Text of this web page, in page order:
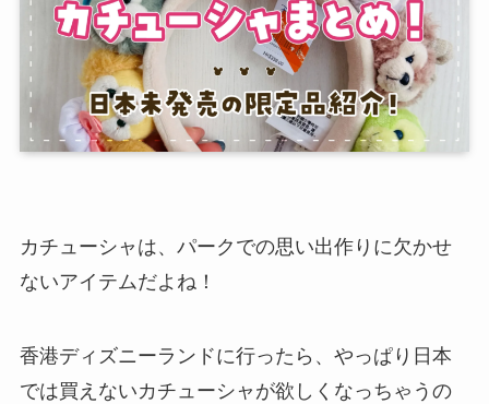
カチューシャは、パークでの思い出作りに欠かせ
ないアイテムだよね！
香港ディズニーランドに行ったら、やっぱり日本
では買えないカチューシャが欲しくなっちゃうの